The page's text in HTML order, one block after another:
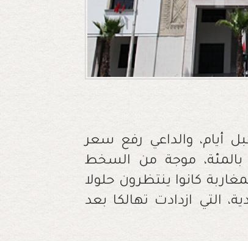
أيام، والداعي رفع سعر
اثنين بالمئة، موجة من السخط
كانوا ينتظرون حلولا
التي ازدادت تهالكا بعد